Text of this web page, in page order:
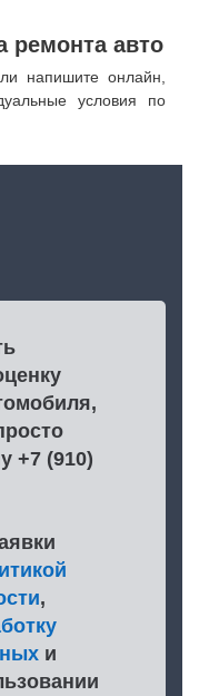
ремонта авто
напишите онлайн,
условия по
+7 (910)
,
и